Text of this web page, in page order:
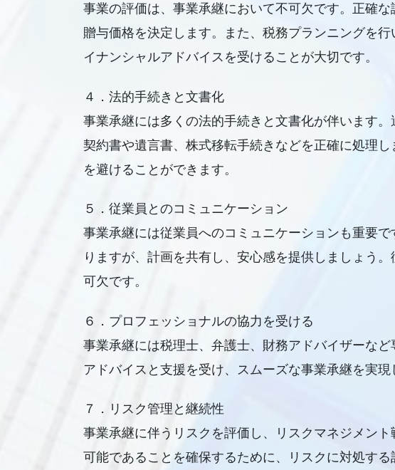
事業の評価は、事業承継において不可欠です。正確
贈与価格を決定します。また、税務プランニングを
イナンシャルアドバイスを受けることが大切です。
４．法的手続きと文書化
事業承継には多くの法的手続きと文書化が伴います。
契約書や遺言書、株式移転手続きなどを正確に処理
を避けることができます。
５．従業員とのコミュニケーション
事業承継には従業員へのコミュニケーションも重要
りますが、計画を共有し、安心感を提供しましょう
可欠です。
６．プロフェッショナルの協力を受ける
事業承継には税理士、弁護士、財務アドバイザーな
アドバイスと支援を受け、スムーズな事業承継を実現
７．リスク管理と継続性
事業承継に伴うリスクを評価し、リスクマネジメン
可能であることを確保するために、リスクに対処する